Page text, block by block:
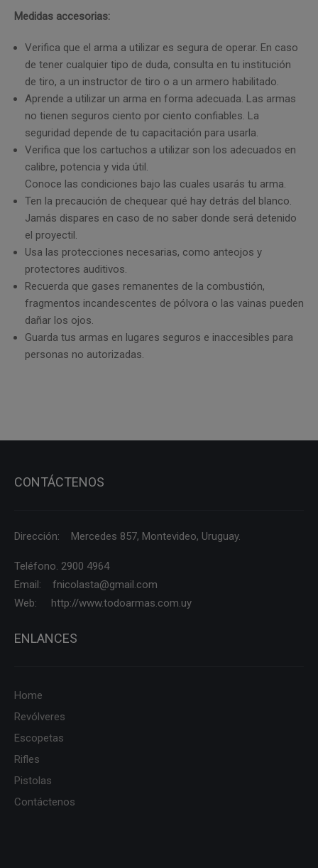
Medidas accesorias:
Verifica que el arma a utilizar es segura de operar. En caso
de tener cualquier tipo de duda, consulta en tu institución
de tiro, a un instructor de tiro o a un armero habilitado.
Aprende a utilizar un arma en forma adecuada. Las armas
no tienen seguros ciento por ciento confiables. La
seguridad depende de tu capacitación para usarla.
Verifica que los cartuchos a utilizar son los adecuados en
calibre, potencia y vida útil.
Conoce las condiciones bajo las cuales usarás tu arma.
Ten la precaución de chequear qué hay detrás del blanco.
Jamás dispares en caso de no saber donde será detenido
el proyectil.
Usa las protecciones necesarias, como anteojos y
protectores auditivos.
Recuerda que gases remanentes de la combustión,
fragmentos incandescentes de pólvora o las vainas pueden
dañar los ojos.
Guarda tus armas en lugares seguros e inaccesibles para
personas no autorizadas.
CONTÁCTENOS
Dirección: Mercedes 857, Montevideo, Uruguay.
Teléfono. 2900 4964
Email: fnicolasta@gmail.com
Web: http://www.todoarmas.com.uy
ENLANCES
Home
Revólveres
Escopetas
Rifles
Pistolas
Contáctenos